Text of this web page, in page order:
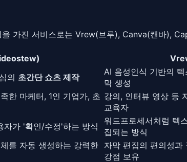
가진 서비스로는 Vrew(브루), Canva(캔바),
의 초간단 쇼츠 제작
AI 음성인식 기반의
막 생성
한 마케터, 1인 기업가, 초 강의, 인터뷰 영상 등
교육자
자가 '확인/수정'하는 방식
워드프로세서처럼 텍
집되는 방식
를 자동 생성하는 강력한 자막 편집의 편의성과
강점 보유